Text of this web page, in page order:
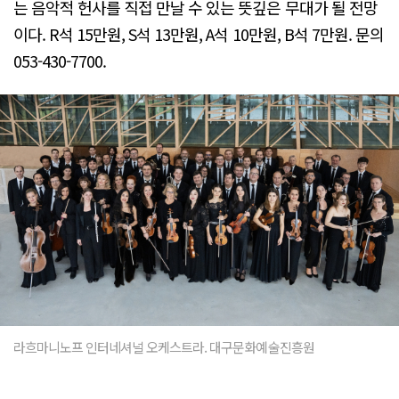
는 음악적 헌사를 직접 만날 수 있는 뜻깊은 무대가 될 전망
이다. R석 15만원, S석 13만원, A석 10만원, B석 7만원. 문의
053-430-7700.
라흐마니노프 인터네셔널 오케스트라. 대구문화예술진흥원